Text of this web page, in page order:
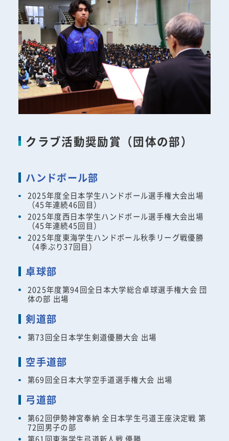
クラブ活動奨励賞（団体の部）
ハンドボール部
2025年度全日本学生ハンドボール選手権大会出場
（45年連続46回目）
2025年度西日本学生ハンドボール選手権大会出場
（45年連続45回目）
2025年度東海学生ハンドボール秋季リーグ戦優勝
（4季ぶり37回目）
卓球部
2025年度第94回全日本大学総合卓球選手権大会 団
体の部 出場
剣道部
第73回全日本学生剣道優勝大会 出場
空手道部
第69回全日本大学空手道選手権大会 出場
弓道部
第62回伊勢神宮奉納 全日本学生弓道王座決定戦 第
72回男子の部
第61回東海学生弓道新人戦 優勝